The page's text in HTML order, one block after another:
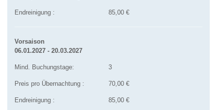
Endreinigung : 85,00 €
Vorsaison
06.01.2027 - 20.03.2027
Mind. Buchungstage: 3
Preis pro Übernachtung : 70,00 €
Endreinigung : 85,00 €